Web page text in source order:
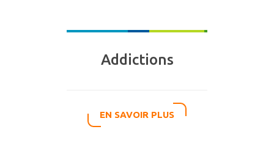
Addictions
EN SAVOIR PLUS